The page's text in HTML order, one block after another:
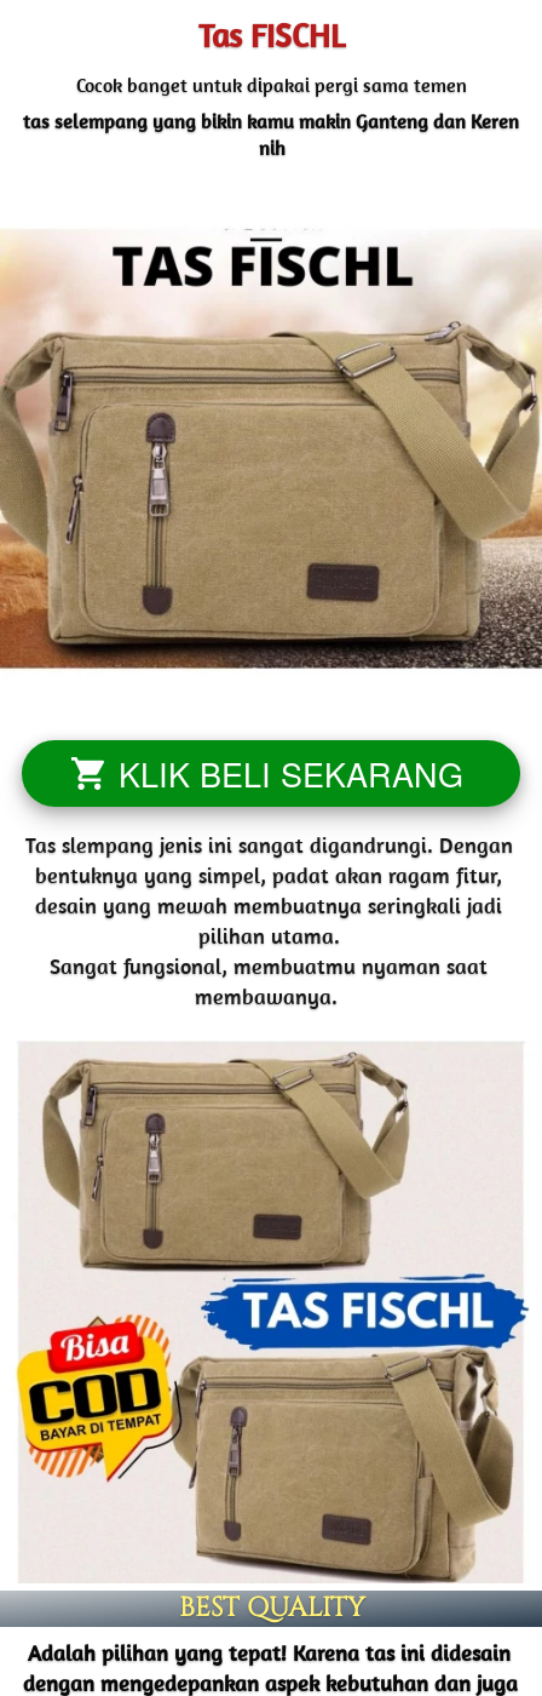
Tas FISCHL
Cocok banget untuk dipakai pergi sama temen
tas selempang yang bikin kamu makin Ganteng dan Keren
nih
` KLIK BELI SEKARANG
Tas slempang jenis ini sangat digandrungi. Dengan
bentuknya yang simpel, padat akan ragam fitur,
desain yang mewah membuatnya seringkali jadi
pilihan utama.
Sangat fungsional, membuatmu nyaman saat
membawanya.
BEST QUALITY
Adalah pilihan yang tepat! Karena tas ini didesain
dengan mengedepankan aspek kebutuhan dan juga